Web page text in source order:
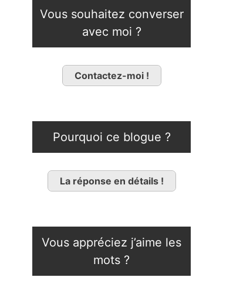
Vous souhaitez converser
avec moi ?
Contactez-moi !
Pourquoi ce blogue ?
La réponse en détails !
Vous appréciez j’aime les
mots ?